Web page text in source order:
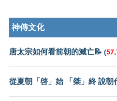
神傳文化
唐太宗如何看前朝的滅亡📝 (
從夏朝「啓」始 「桀」終 說朝